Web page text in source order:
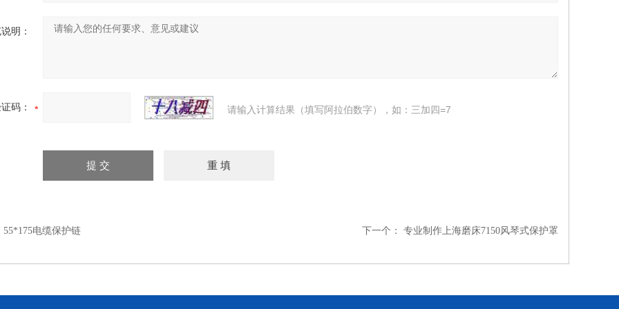
明：
码： 请输入计算结果（填写阿拉伯数字），如：三加四=7
55*175电缆保护链 下一个： 专业制作上海磨床7150风琴式保护罩